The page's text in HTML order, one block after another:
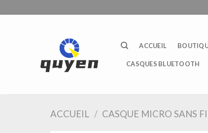
ACCUEIL
CASQUES BLUETOOTH
ACCUEIL / CASQUE MICRO SANS